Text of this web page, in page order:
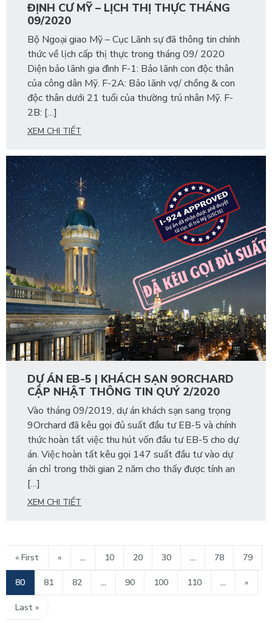
ĐỊNH CƯ MỸ – LỊCH THỊ THỰC THÁNG
09/2020
Bộ Ngoại giao Mỹ – Cục Lãnh sự đã thông tin chính
thức về lịch cấp thị thực trong tháng 09/ 2020
Diện bảo lãnh gia đình F-1: Bảo lãnh con độc thân
của công dân Mỹ. F-2A: Bảo lãnh vợ/ chồng & con
độc thân dưới 21 tuổi của thường trú nhân Mỹ. F-
2B: […]
XEM CHI TIẾT
DỰ ÁN EB-5 | KHÁCH SẠN 9ORCHARD
CẬP NHẬT THÔNG TIN QUÝ 2/2020
Vào tháng 09/2019, dự án khách sạn sang trọng
9Orchard đã kêu gọi đủ suất đầu tư EB-5 và chính
thức hoàn tất việc thu hút vốn đầu tư EB-5 cho dự
án. Việc hoàn tất kêu gọi 147 suất đầu tư vào dự
án chỉ trong thời gian 2 năm cho thấy được tính an
[…]
XEM CHI TIẾT
« First « ... 10 20 30 ... 78 79
80 81 82 ... 90 100 110 ... »
Last »